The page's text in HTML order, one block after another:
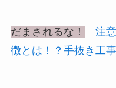
だまされるな！
注
徴とは！？手抜き工